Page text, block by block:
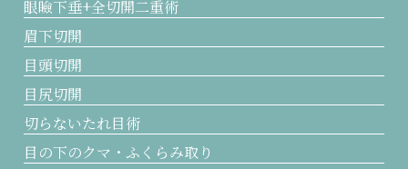
眼瞼下垂+全切開二重術
眉下切開
目頭切開
目尻切開
切らないたれ目術
目の下のクマ・ふくらみ取り